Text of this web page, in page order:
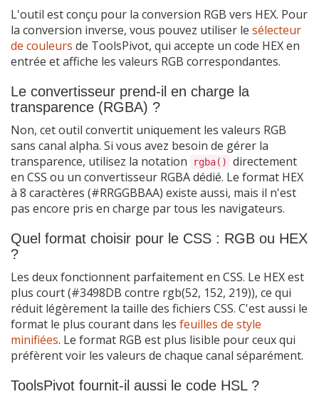
L'outil est conçu pour la conversion RGB vers HEX. Pour
la conversion inverse, vous pouvez utiliser le sélecteur
de couleurs de ToolsPivot, qui accepte un code HEX en
entrée et affiche les valeurs RGB correspondantes.
Le convertisseur prend-il en charge la
transparence (RGBA) ?
Non, cet outil convertit uniquement les valeurs RGB
sans canal alpha. Si vous avez besoin de gérer la
transparence, utilisez la notation
rgba()
directement
en CSS ou un convertisseur RGBA dédié. Le format HEX
à 8 caractères (#RRGGBBAA) existe aussi, mais il n'est
pas encore pris en charge par tous les navigateurs.
Quel format choisir pour le CSS : RGB ou HEX
?
Les deux fonctionnent parfaitement en CSS. Le HEX est
plus court (#3498DB contre rgb(52, 152, 219)), ce qui
réduit légèrement la taille des fichiers CSS. C'est aussi le
format le plus courant dans les feuilles de style
minifiées. Le format RGB est plus lisible pour ceux qui
préfèrent voir les valeurs de chaque canal séparément.
ToolsPivot fournit-il aussi le code HSL ?